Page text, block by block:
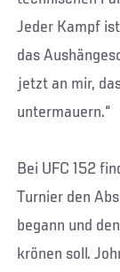
Jeder Kampf
das
jetzt an mir,
untermauern.“
Bei UFC 152
Turnier den
begann und
krönen soll.